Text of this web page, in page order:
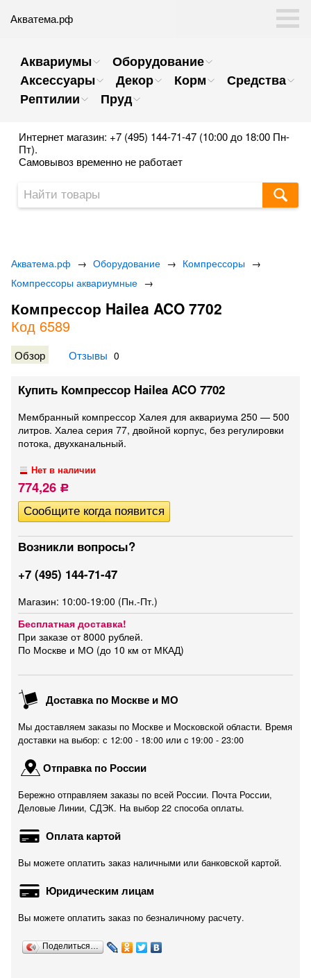
Акватема.рф
Аквариумы
Оборудование
Аксессуары
Декор Корм
Средства
Рептилии
Пруд
Интернет магазин: +7 (495) 144-71-47 (10:00 до 18:00 Пн-
Пт).
Самовывоз временно не работает
Акватема.рф → Оборудование → Компрессоры →
Компрессоры аквариумные →
Компрессор Hailea ACO 7702
Код 6589
Обзор Отзывы 0
Купить Компрессор Hailea ACO 7702
Мембранный компрессор Халея для аквариума 250 — 500
литров. Халеа серия 77, двойной корпус, без регулировки
потока, двухканальный.
Нет в наличии
774,26 Р
Возникли вопросы?
+7 (495) 144-71-47
Магазин: 10:00-19:00 (Пн.-Пт.)
Бесплатная доставка!
При заказе от 8000 рублей.
По Москве и МО (до 10 км от МКАД)
Доставка по Москве и МО
Мы доставляем заказы по Москве и Московской области. Время
доставки на выбор: с 12:00 - 18:00 или c 19:00 - 23:00
Отправка по России
Бережно отправляем заказы по всей России. Почта России,
Деловые Линии, СДЭК. На выбор 22 способа оплаты.
Оплата картой
Вы можете оплатить заказ наличными или банковской картой.
Юридическим лицам
Вы можете оплатить заказ по безналичному расчету.
Поделиться…